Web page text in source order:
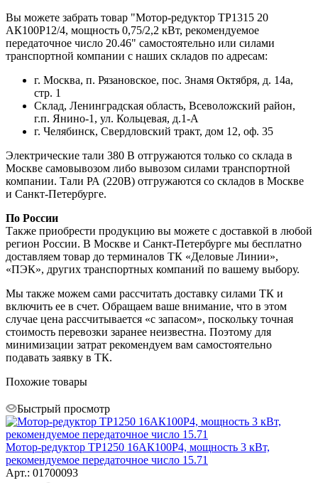
Вы можете забрать товар "Мотор-редуктор ТР1315 20
АК100P12/4, мощность 0,75/2,2 кВт, рекомендуемое
передаточное число 20.46" самостоятельно или силами
транспортной компании с наших складов по адресам:
г. Москва, п. Рязановское, пос. Знамя Октября, д. 14а,
стр. 1
Склад, Ленинградская область, Всеволожский район,
г.п. Янино-1, ул. Кольцевая, д.1-А
г. Челябинск, Свердловский тракт, дом 12, оф. 35
Электрические тали 380 В отгружаются только со склада в
Москве самовывозом либо вывозом силами транспортной
компании. Тали РА (220В) отгружаются со складов в Москве
и Санкт-Петербурге.
По России
Также приобрести продукцию вы можете с доставкой в любой
регион России. В Москве и Санкт-Петербурге мы бесплатно
доставляем товар до терминалов ТК «Деловые Линии»,
«ПЭК», других транспортных компаний по вашему выбору.
Мы также можем сами рассчитать доставку силами ТК и
включить ее в счет. Обращаем ваше внимание, что в этом
случае цена рассчитывается «с запасом», поскольку точная
стоимость перевозки заранее неизвестна. Поэтому для
минимизации затрат рекомендуем вам самостоятельно
подавать заявку в ТК.
Похожие товары
Быстрый просмотр
Мотор-редуктор ТР1250 16АК100Р4, мощность 3 кВт,
рекомендуемое передаточное число 15.71
Арт.: 01700093